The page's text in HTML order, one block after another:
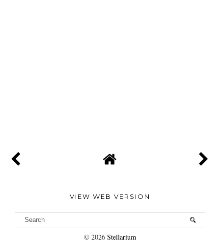
VIEW WEB VERSION
© 2026 Stellarium